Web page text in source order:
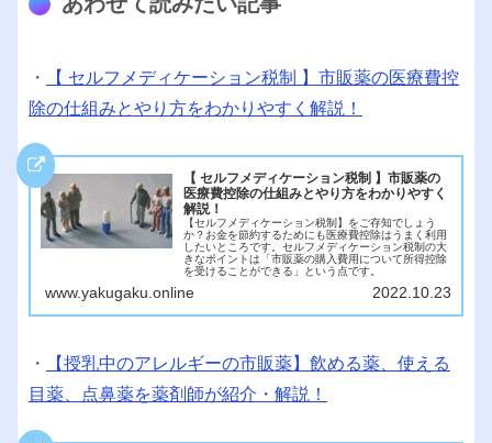
・
【 セルフメディケーション税制 】市販薬の医療費控
除の仕組みとやり方をわかりやすく解説！
【 セルフメディケーション税制 】市販薬の
医療費控除の仕組みとやり方をわかりやすく
解説！
【セルフメディケーション税制】をご存知でしょう
か？お金を節約するためにも医療費控除はうまく利用
したいところです。セルフメディケーション税制の大
きなポイントは「市販薬の購入費用について所得控除
を受けることができる」という点です。
www.yakugaku.online 2022.10.23
・
【授乳中のアレルギーの市販薬】飲める薬、使える
目薬、点鼻薬を薬剤師が紹介・解説！